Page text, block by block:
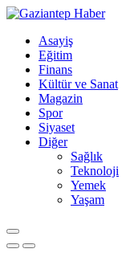
Asayiş
Eğitim
Finans
Kültür ve Sanat
Magazin
Spor
Siyaset
Diğer
Sağlık
Teknoloji
Yemek
Yaşam